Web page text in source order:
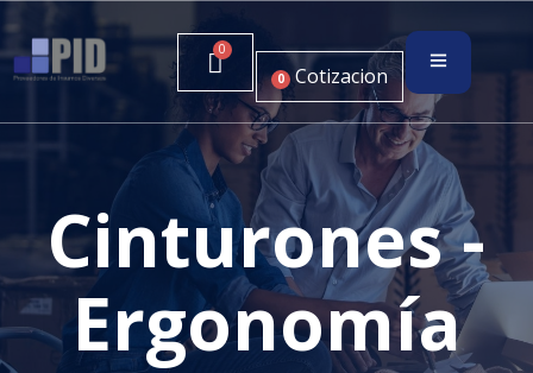
0 Cotizacion
Cinturones -
Ergonomía